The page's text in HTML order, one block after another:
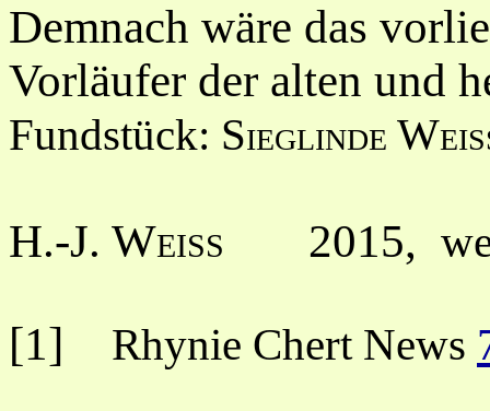
Demnach wäre das
Vorläufer der alten und
Fundstück: Sieglinde
H.-J. Weiss 2015,
[1] Rhynie Chert News